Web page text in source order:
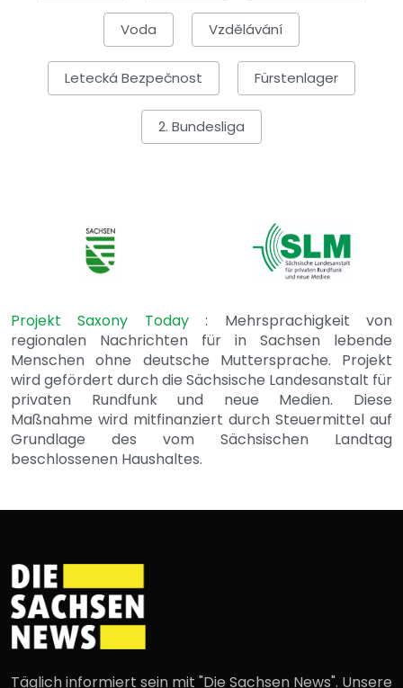
Voda Vzdělávání
Letecká Bezpečnost Fürstenlager
2. Bundesliga
Projekt Saxony Today: Mehrsprachigkeit von
regionalen Nachrichten für in Sachsen lebende
Menschen ohne deutsche Muttersprache. Projekt
wird gefördert durch die Sächsische Landesanstalt für
privaten Rundfunk und neue Medien. Diese
Maßnahme wird mitfinanziert durch Steuermittel auf
Grundlage des vom Sächsischen Landtag
beschlossenen Haushaltes.
Täglich informiert sein mit "Die Sachsen News". Unsere